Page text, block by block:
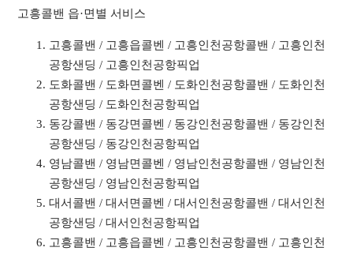
고흥콜밴 읍·면별 서비스
고흥콜밴 / 고흥읍콜벤 / 고흥인천공항콜밴 / 고흥인천
공항샌딩 / 고흥인천공항픽업
도화콜밴 / 도화면콜벤 / 도화인천공항콜밴 / 도화인천
공항샌딩 / 도화인천공항픽업
동강콜밴 / 동강면콜벤 / 동강인천공항콜밴 / 동강인천
공항샌딩 / 동강인천공항픽업
영남콜밴 / 영남면콜벤 / 영남인천공항콜밴 / 영남인천
공항샌딩 / 영남인천공항픽업
대서콜밴 / 대서면콜벤 / 대서인천공항콜밴 / 대서인천
공항샌딩 / 대서인천공항픽업
고흥콜밴 / 고흥읍콜벤 / 고흥인천공항콜밴 / 고흥인천